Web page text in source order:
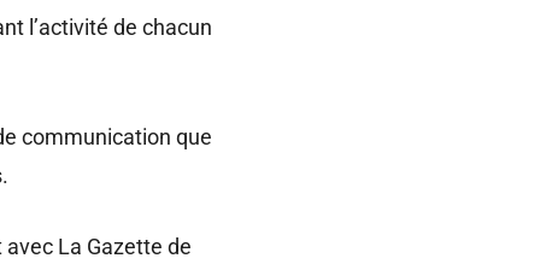
l’activité de chacun
communication que
La Gazette de